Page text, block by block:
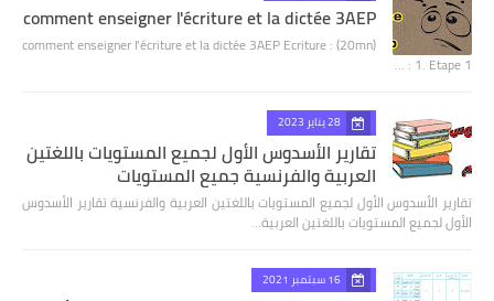
comment enseigner l'écriture et la dictée 3AEP
comment enseigner l'écriture et la dictée 3AEP Ecriture : (20mn)
1. Etape 1 : …
28 يناير 2023
تقارير الأسدوس الأول لجميع المستويات باللغتين
العربية والفرنسية جميع المستويات
تقارير الأسدوس الأول لجميع المستويات باللغتين العربية والفرنسية تقارير الأسدوس
الأول لجميع المستويات باللغتين العربية…
16 سبتمبر 2021